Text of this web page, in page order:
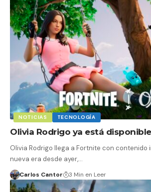
NOTICIAS TECNOLOGÍA
Olivia Rodrigo ya está
Olivia Rodrigo llega a Fortnite con contenido
nueva era desde ayer,…
Carlos Cantor 3 Min en Leer